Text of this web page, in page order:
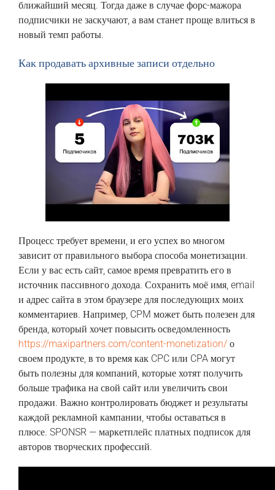
‎ближайший‏ ‎месяц.‏ ‎Тогда ‎даже‏ ‎в ‎случае‏ ‎форс-мажора
‎подписчики‏ ‎не‏ ‎заскучают, ‎а‏ ‎вам ‎станет ‎проще ‎влиться ‎в‏
‎новый ‎темп‏ ‎работы.
Как‏ ‎продавать ‎архивные‏ ‎записи ‎отдельно
Процесс требует времени, и его успех во многом
зависит от правильного выбора способа монетизации.
Если у вас есть сайт, самое время превратить его в
источник пассивного дохода. Сохранить моё имя, email
и адрес сайта в этом браузере для последующих моих
комментариев. Например, CPM может быть полезен для
бренда, который хочет повысить осведомленность
https://maxipartners.com/content-monetization/ о
своем продукте, в то время как CPC или CPA могут
быть полезны для компаний, которые хотят получить
больше трафика на свой сайт или увеличить свои
продажи. Важно контролировать бюджет и результаты
каждой рекламной кампании, чтобы оставаться в
плюсе. SPONSR — маркетплейс платных подписок для
авторов творческих профессий.